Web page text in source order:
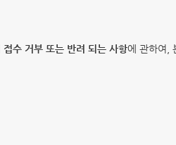
수 거부 또는 반려 되는 사항에 관하여,